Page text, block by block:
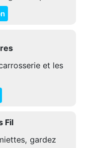
et les
Fil
gardez